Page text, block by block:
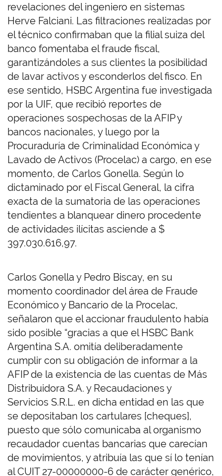
revelaciones del ingeniero en sistemas
Herve Falciani. Las filtraciones realizadas por
el técnico confirmaban que la filial suiza del
banco fomentaba el fraude fiscal,
garantizándoles a sus clientes la posibilidad
de lavar activos y esconderlos del fisco. En
ese sentido, HSBC Argentina fue investigada
por la UIF, que recibió reportes de
operaciones sospechosas de la AFIP y
bancos nacionales, y luego por la
Procuraduría de Criminalidad Económica y
Lavado de Activos (Procelac) a cargo, en ese
momento, de Carlos Gonella. Según lo
dictaminado por el Fiscal General, la cifra
exacta de la sumatoria de las operaciones
tendientes a blanquear dinero procedente
de actividades ilícitas asciende a $
397.030.616,97.
Carlos Gonella y Pedro Biscay, en su
momento coordinador del área de Fraude
Económico y Bancario de la Procelac,
señalaron que el accionar fraudulento había
sido posible “gracias a que el HSBC Bank
Argentina S.A. omitía deliberadamente
cumplir con su obligación de informar a la
AFIP de la existencia de las cuentas de Más
Distribuidora S.A. y Recaudaciones y
Servicios S.R.L. en dicha entidad en las que
se depositaban los cartulares [cheques],
puesto que sólo comunicaba al organismo
recaudador cuentas bancarias que carecían
de movimientos, y atribuía las que sí lo tenían
al CUIT 27-00000000-6 de carácter genérico,